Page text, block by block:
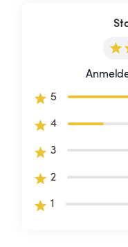
5
4
3
2
1